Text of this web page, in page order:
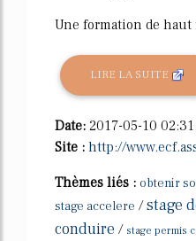
Une formation de haut
LIRE LA SUITE
Date: 2017-05-10
Site : http://
Thèmes liés : obtenir
stage accelere /stage
conduire / stage permis